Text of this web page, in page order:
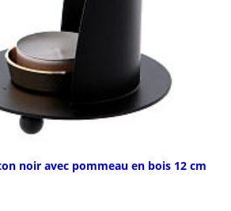
noir avec pommeau en bois 12 cm